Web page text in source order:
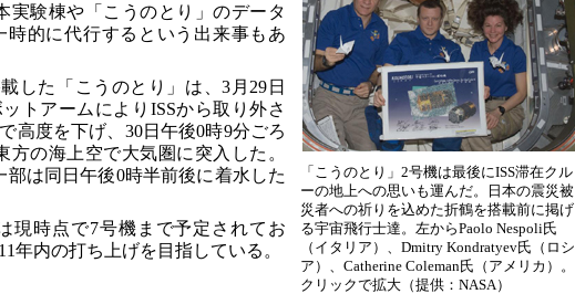
「こうのとり」2号機は最後にISS滞在クル
ーの地上への思いも運んだ。日本の震災被
災者への祈りを込めた折鶴を搭載前に掲げ
る宇宙飛行士達。左からPaolo Nespoli氏
（イタリア）、Dmitry Kondratyev氏（ロシ
ア）、Catherine Coleman氏（アメリカ）。
クリックで拡大（提供：NASA）
実験棟や「こうのとり」のデータ
時的に代行するという出来事もあ
した「こうのとり」は、3月29日
トアームによりISSから取り外さ
高度を下げ、30日午後0時9分ごろ
方の海上空で大気圏に突入した。
部は同日午後0時半前後に着水した
現時点で7号機まで予定されてお
年内の打ち上げを目指している。